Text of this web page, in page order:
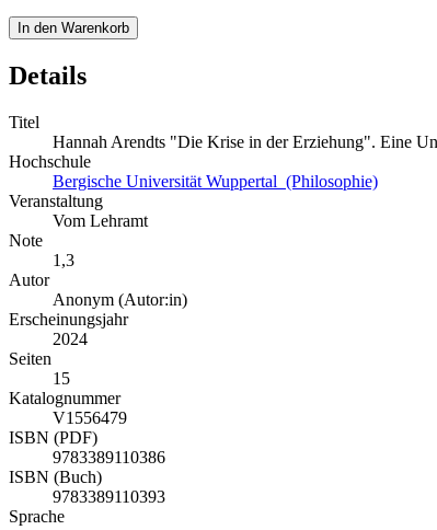
In den Warenkorb
Details
Titel
Hannah Arendts "Die Krise in der Erziehung". Eine
Hochschule
Bergische Universität Wuppertal (Philosophie)
Veranstaltung
Vom Lehramt
Note
1,3
Autor
Anonym (Autor:in)
Erscheinungsjahr
2024
Seiten
15
Katalognummer
V1556479
ISBN (PDF)
9783389110386
ISBN (Buch)
9783389110393
Sprache